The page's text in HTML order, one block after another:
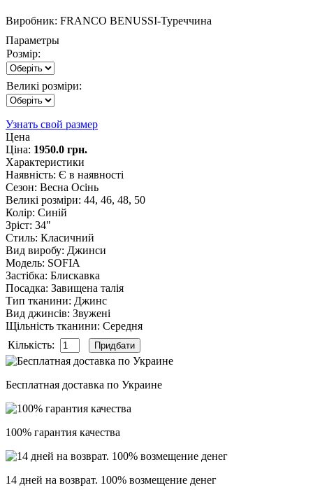
Виробник: FRANCO BENUSSI-Туреччина
Параметры
Розмір:
Великі розміри:
Узнать свой размер
Цена
Ціна: 1950.0 грн.
Характеристики
Наявність: Є в наявності
Сезон: Весна Осінь
Великі розміри: 44, 46, 48, 50
Колір: Синій
Зріст: 34"
Стиль: Класичний
Вид виробу: Джинси
Модель: SOFIA
Застібка: Блискавка
Посадка: Завищена талія
Тип тканини: Джинс
Вид джинсів: Звужені
Щільність тканини: Середня
Кількість:
Бесплатная доставка по Украине
100% гарантия качества
14 дней на возврат. 100% возмещение денег